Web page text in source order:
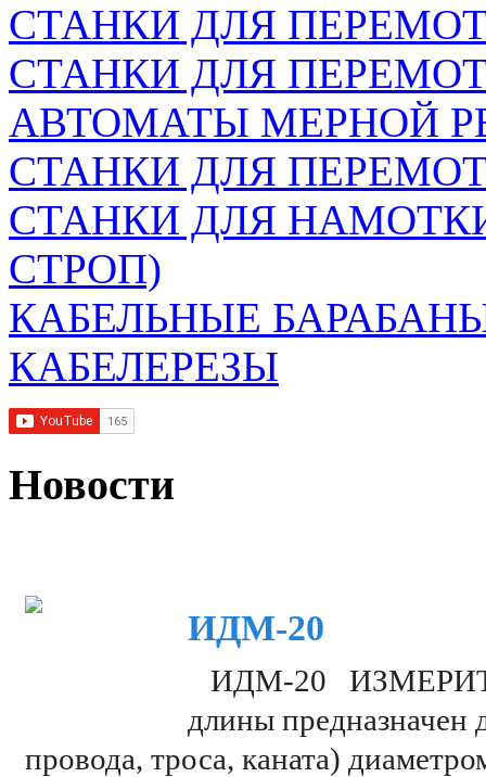
СТАНКИ ДЛЯ
СТАНКИ ДЛЯ
АВТОМАТЫ МЕРНОЙ
СТАНКИ ДЛЯ
СТАНКИ ДЛЯ
СТРОП)
КАБЕЛЬНЫЕ
КАБЕЛЕРЕЗЫ
Новости
ИДМ-20
ИДМ-20
длины предназначен
провода, троса, каната)